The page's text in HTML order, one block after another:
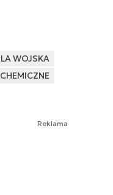
WOJSKA
Reklama